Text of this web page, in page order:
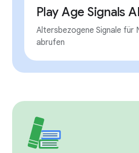
Play Age Signals
Altersbezogene Signale für
abrufen